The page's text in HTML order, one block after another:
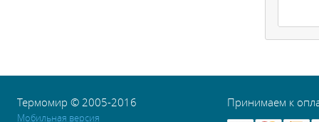
Термомир © 2005-2016
Мобильная версия
Принимаем к